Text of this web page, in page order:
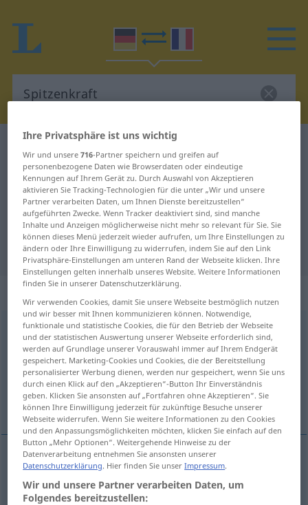
Deutsch-Französisch Wörterbuch
Deutsch-Französisch Übersetzung
für "Spitzenkraft"
"Spitzenkraft" Französisch
Übersetzung
„Spitzenkraft“: Femininum
Spitzenkraftf
Übersicht aller Übersetzungen
(Für mehr Details die Übersetzung anklicken/antippen)
personne hautement qualifiée
personnehautementqualifiée Spitzenkraft
Ihre Privatsphäre ist uns wichtig
Wir und unsere716-Partner speichern und greifen auf
personenbezogene Daten wie Browserdaten oder eindeutige
Kennungen auf Ihrem Gerät zu. Durch Auswahl von Akzeptieren
aktivieren Sie Tracking-Technologien für die unter „Wir und unsere
Partner verarbeiten Daten, um Ihnen Dienste bereitzustellen“
aufgeführten Zwecke. Wenn Tracker deaktiviert sind, sind manche
Inhalte und Anzeigen möglicherweise nicht mehr so relevant für Sie. Sie
können dieses Menü jederzeit wieder aufrufen, um Ihre Einstellungen zu
ändern oder Ihre Einwilligung zu widerrufen, indem Sie auf den Link
Privatsphäre-Einstellungen am unteren Rand der Webseite klicken. Ihre
Einstellungen gelten innerhalb unseres Website. Weitere Informationen
finden Sie in unserer Datenschutzerklärung.
Wir verwenden Cookies, damit Sie unsere Webseite bestmöglich nutzen
und wir besser mit Ihnen kommunizieren können. Notwendige,
funktionale und statistische Cookies, die für den Betrieb der Webseite
und der statistischen Auswertung unserer Webseite erforderlich sind,
werden auf Grundlage unserer Vorauswahl immer auf Ihrem Endgerät
gespeichert. Marketing-Cookies und Cookies, die der Bereitstellung
personalisierter Werbung dienen, werden nur gespeichert, wenn Sie uns
durch einen Klick auf den „Akzeptieren“-Button Ihr Einverständnis
geben. Klicken Sie ansonsten auf „Fortfahren ohne Akzeptieren“. Sie
können Ihre Einwilligung jederzeit für zukünftige Besuche unserer
Webseite widerrufen. Wenn Sie weitere Informationen zu den Cookies
und den Anpassungsmöglichkeiten möchten, klicken Sie einfach auf den
Button „Mehr Optionen“. Weitergehende Hinweise zu der
Datenverarbeitung entnehmen Sie ansonsten unserer
Datenschutzerklärung. Hier finden Sie unserImpressum.
Wir und unsere Partner verarbeiten Daten, um
Folgendes bereitzustellen: